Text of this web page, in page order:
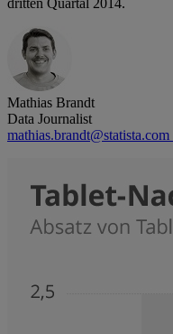
dritten Quartal 2014.
Mathias Brandt
Data Journalist
mathias.brandt@statista.com